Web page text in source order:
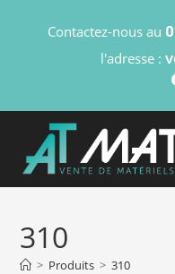
Contactez-nous au
l'adresse :
310
> Produits > 310